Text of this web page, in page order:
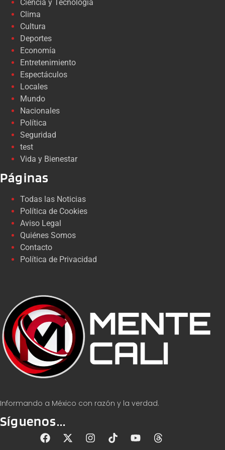
Informando a México con razón y la verdad.
Síguenos...
Ciencia y Tecnología
Clima
Cultura
Deportes
Economía
Entretenimiento
Espectáculos
Locales
Mundo
Nacionales
Política
Seguridad
test
Vida y Bienestar
Páginas
Todas las Noticias
Política de Cookies
Aviso Legal
Quiénes Somos
Contacto
Política de Privacidad